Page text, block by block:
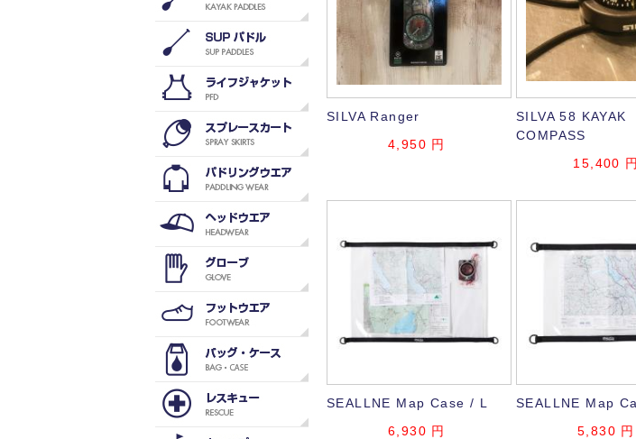
SILVA Ranger
4,950 円
SILVA 58 KAYAK
COMPASS
15,400 円
SEALLNE Map Case / L
6,930 円
SEALLNE Map
5,830 円